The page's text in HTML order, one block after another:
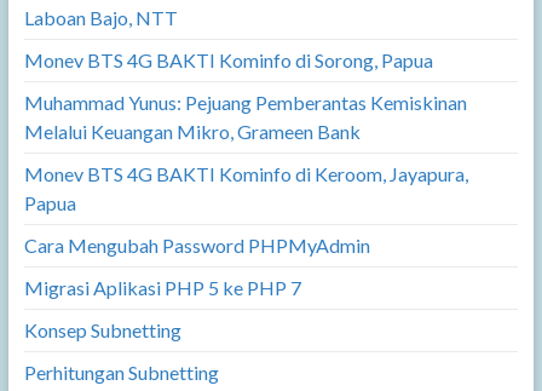
Laboan Bajo, NTT
Monev BTS 4G BAKTI Kominfo di Sorong, Papua
Muhammad Yunus: Pejuang Pemberantas Kemiskinan
Melalui Keuangan Mikro, Grameen Bank
Monev BTS 4G BAKTI Kominfo di Keroom, Jayapura,
Papua
Cara Mengubah Password PHPMyAdmin
Migrasi Aplikasi PHP 5 ke PHP 7
Konsep Subnetting
Perhitungan Subnetting